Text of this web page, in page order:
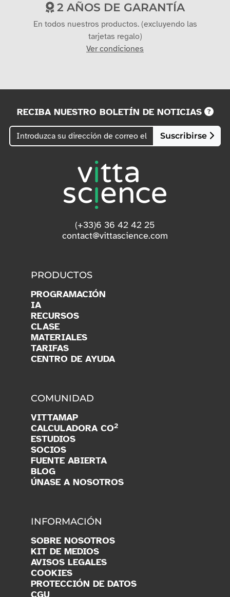
2 AÑOS DE GARANTÍA
En todos nuestros productos. (excluyendo las
tarjetas regalo)
Ver condiciones
RECIBA NUESTRO BOLETÍN DE NOTICIAS
Suscribirse
(+33)6 36 42 42 25
contact@vittascience.com
PRODUCTOS
PROGRAMACIÓN
IA
RECURSOS
CLASE
MATERIALES
TARIFAS
CENTRO DE AYUDA
COMUNIDAD
VITTAMAP
CALCULADORA CO2
ESTUDIOS
SOCIOS
FUENTE ABIERTA
BLOG
ÚNASE A NOSOTROS
INFORMACIÓN
SOBRE NOSOTROS
KIT DE MEDIOS
AVISOS LEGALES
COOKIES
PROTECCIÓN DE DATOS
CGU